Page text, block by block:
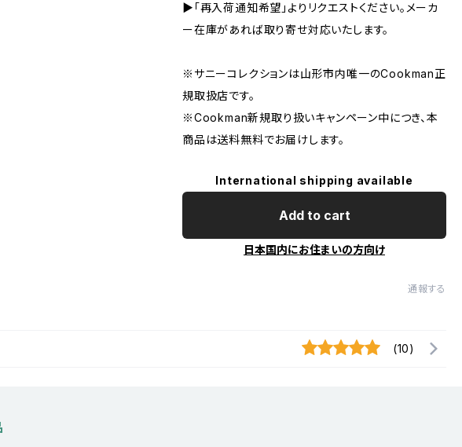
▶「再入荷通知希望」よりリクエストください。メーカ
ー在庫があれば取り寄せ対応いたします。
※サニーコレクションは山形市内唯一のCookman正
規取扱店です。
※Cookman新規取り扱いキャンペーン中につき、本
商品は送料無料でお届けします。
International shipping available
Add to cart
日本国内にお住まいの方向け
通報する
(10)